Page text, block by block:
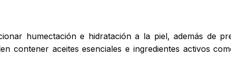
humectación e hidratación a la piel, además de
contener aceites esenciales e ingredientes activos